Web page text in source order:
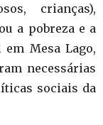
crianças),
a pobreza e a
Mesa Lago,
necessárias
sociais da